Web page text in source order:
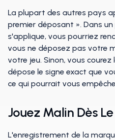
La plupart des autres pays
premier déposant ». Dans
s'applique, vous pourriez
vous ne déposez pas votre
votre jeu. Sinon, vous
dépose le signe exact que
ce qui pourrait vous
Jouez Malin Dès
L'enregistrement de la